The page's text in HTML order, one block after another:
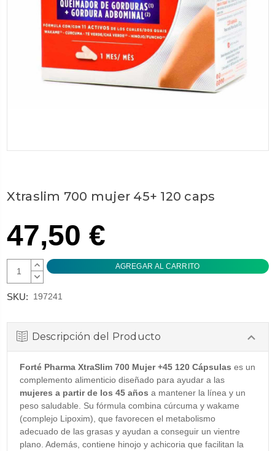
Xtraslim 700 mujer 45+ 120 caps
47,50 €
AUMENTAR
CANTIDAD:
DISMINUIR
SKU: 197241
Descripción del Producto
Forté Pharma XtraSlim 700 Mujer +45 120 Cápsulas es un
complemento alimenticio diseñado para ayudar a las
mujeres a partir de los 45 años a mantener la línea y un
peso saludable. Su fórmula combina cúrcuma y wakame
(complejo Lipoxim), que favorecen el metabolismo
adecuado de las grasas y ayudan a conseguir un vientre
plano. Además, contiene hinojo y achicoria que facilitan la